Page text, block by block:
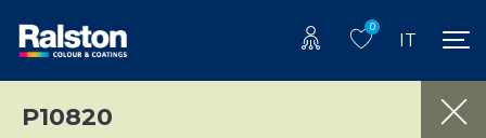
0
IT
P10820